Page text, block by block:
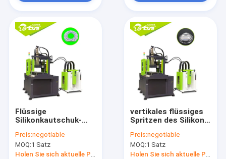
Flüssige
Silikonkautschuk-
Spritzen-Maschine
für Duschkopf
Preis:negotiable
MOQ:1 Satz
Holen Sie sich aktuelle Preis
vertikales flüssiges
Spritzen des Silikon-
Overmolding
Preis:negotiable
MOQ:1 Satz
Holen Sie sich aktuelle Preis